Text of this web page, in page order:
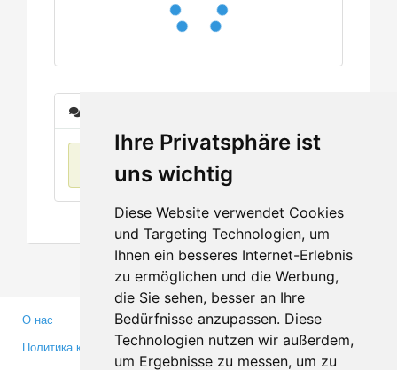
Ihre Privatsphäre ist
uns wichtig
Diese Website verwendet Cookies
und Targeting Technologien, um
Ihnen ein besseres Internet-Erlebnis
zu ermöglichen und die Werbung,
die Sie sehen, besser an Ihre
Bedürfnisse anzupassen. Diese
Technologien nutzen wir außerdem,
um Ergebnisse zu messen, um zu
О нас
Политика конфиденциальности
Партнерам
Инвесторам